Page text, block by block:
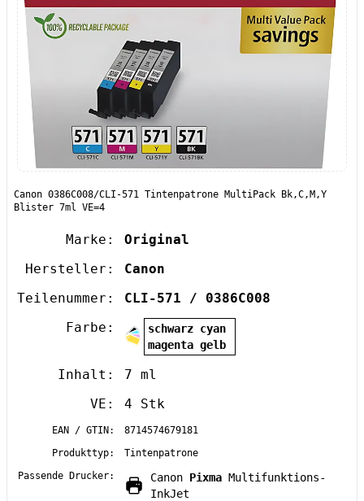
Canon 0386C008/CLI-571 Tintenpatrone MultiPack Bk,C,M,Y
Blister 7ml VE=4
Marke:
Original
Hersteller:
Canon
Teilenummer:
CLI-571 / 0386C008
Farbe:
schwarz cyan
magenta gelb
Inhalt:
7 ml
VE:
4 Stk
EAN / GTIN:
8714574679181
Produkttyp:
Tintenpatrone
Passende Drucker:
Canon Pixma Multifunktions-
InkJet